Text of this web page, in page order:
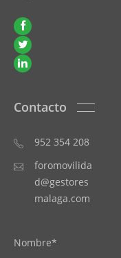
Contacto
952 354 208
foromovilida
d@gestores
malaga.com
Nombre*